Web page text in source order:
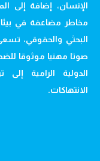
الإنسان، إضافة إلى
مخاطر مضاعفة في
البحثي والحقوقي،
صوتا مهنيا موثوقا
الدولية الرامية إلى
الانتهاكات.